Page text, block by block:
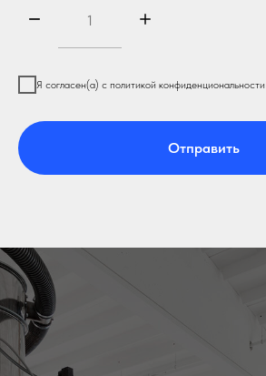
Я согласен(а) с политикой конфиденциональности
Отправить